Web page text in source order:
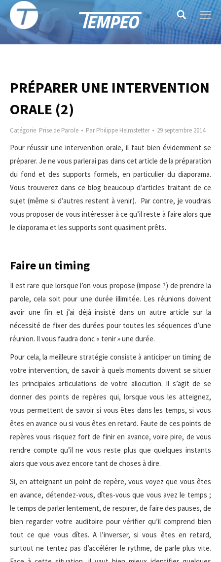
Search:
PRÉPARER UNE INTERVENTION
ORALE (2)
Catégorie Prise de Parole ParPhilippe Helmstetter 29 septembre 2014
Pour réussir une intervention orale, il faut bien évidemment se
préparer. Je ne vous parlerai pas dans cet article de la préparation
du fond et des supports formels, en particulier du diaporama.
Vous trouverez dans ce blog beaucoup d’articles traitant de ce
sujet (même si d’autres restent à venir). Par contre, je voudrais
vous proposer de vous intéresser à ce qu’il reste à faire alors que
le diaporama et les supports sont quasiment prêts.
Faire un timing
Il est rare que lorsque l’on vous propose (impose ?) de prendre la
parole, cela soit pour une durée illimitée. Les réunions doivent
avoir une fin et j’ai déjà insisté dans un autre article sur la
nécessité de fixer des durées pour toutes les séquences d’une
réunion. Il vous faudra donc « tenir » une durée.
Pour cela, la meilleure stratégie consiste à anticiper un timing de
votre intervention, de savoir à quels moments doivent se situer
les principales articulations de votre allocution. Il s’agit de se
donner des points de repères qui, lorsque vous les atteignez,
vous permettent de savoir si vous êtes dans les temps, si vous
êtes en avance ou si vous êtes en retard. Faute de ces points de
repères vous risquez fort de finir en avance, voire pire, de vous
rendre compte qu’il ne vous reste plus que quelques instants
alors que vous avez encore tant de choses à dire.
Si, en atteignant un point de repère, vous voyez que vous êtes
en avance, détendez-vous, dîtes-vous que vous avez le temps ;
le temps de parler lentement, de respirer, de faire des pauses, de
bien regarder votre auditoire pour vérifier qu’il comprend bien
tout ce que vous dîtes. A l’inverser, si vous êtes en retard,
surtout ne tentez pas d’accélérer le rythme, de parle plus vite.